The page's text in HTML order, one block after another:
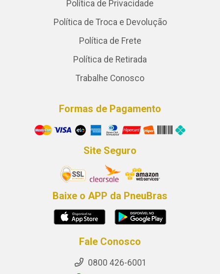
Política de Privacidade
Política de Troca e Devolução
Política de Frete
Política de Retirada
Trabalhe Conosco
Formas de Pagamento
Site Seguro
Baixe o APP da PneuBras
Fale Conosco
0800 426-6001